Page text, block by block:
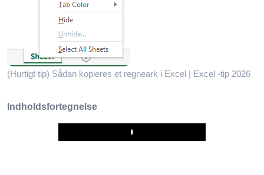
(Hurtigt tip) Sådan kopieres et regneark i Excel | Excel -tip 2026
Indholdsfortegnelse
Play